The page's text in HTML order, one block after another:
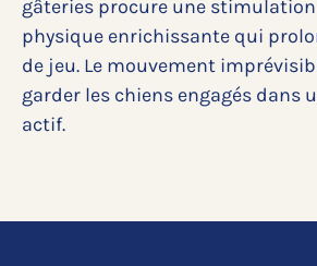
gâteries procure une
physique enrichissante qui
de jeu. Le mouvement
garder les chiens engagés dans
actif.